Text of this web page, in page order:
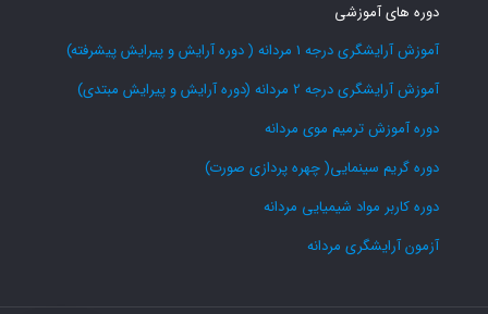
دوره های آموزشی
آموزش آرایشگری درجه 1 مردانه ( دوره آرایش و پیرایش پیشرفته)
آموزش آرایشگری درجه 2 مردانه (دوره آرایش و پیرایش مبتدی)
دوره آموزش ترمیم موی مردانه
دوره گریم سینمایی( چهره پردازی صورت)
دوره کاربر مواد شیمیایی مردانه
آزمون آرایشگری مردانه